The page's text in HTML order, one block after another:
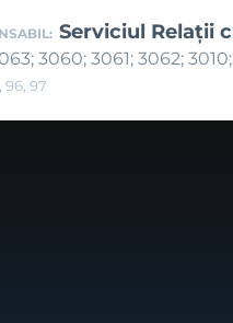
Serviciul Relaţii
3060; 3061; 3062; 3010;
96, 97